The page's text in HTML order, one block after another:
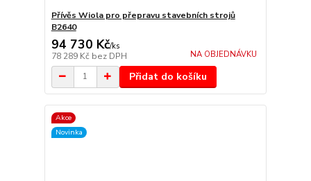
Přívěs Wiola pro přepravu stavebních strojů
B2640
94 730 Kč/ks
78 289 Kč bez DPH NA OBJEDNÁVKU
Přidat do košíku
Akce
Novinka